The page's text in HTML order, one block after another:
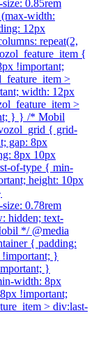
0.85rem
width:
12px
repeat(2,
{
!important;
>
width: 12px
>
} } /* Mobil
{ grid-
gap: 8px
8px 10px
of-type { min-
height: 10px
0.78rem
hidden; text-
*/ @media
{ padding:
}
}
width: 8px
!important;
> div:last-